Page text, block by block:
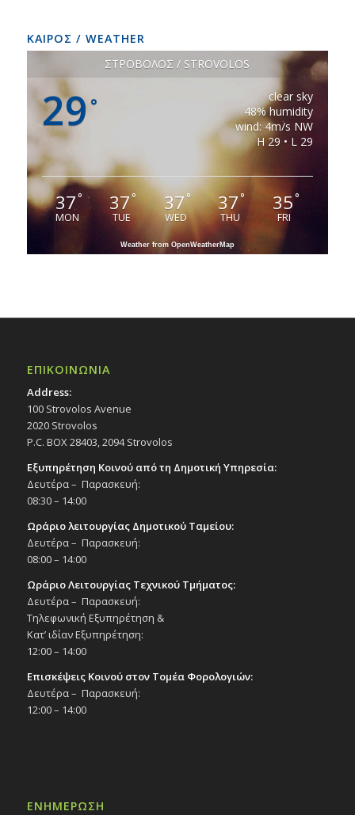
ΚΑΙΡΟΣ / WEATHER
ΣΤΡΟΒΟΛΟΣ / STROVOLOS
29 °
clear sky
48% humidity
wind: 4m/s NW
H 29 • L 29
37°
MON
37°
TUE
37°
WED
37°
THU
35°
FRI
Weather from OpenWeatherMap
ΕΠΙΚΟΙΝΩΝΙΑ
Address:
100 Strovolos Avenue
2020 Strovolos
P.C. BOX 28403, 2094 Strovolos
Εξυπηρέτηση Κοινού από τη Δημοτική Υπηρεσία:
Δευτέρα – Παρασκευή:
08:30 – 14:00
Ωράριο λειτουργίας Δημοτικού Ταμείου:
Δευτέρα – Παρασκευή:
08:00 – 14:00
Ωράριο Λειτουργίας Τεχνικού Τμήματος:
Δευτέρα – Παρασκευή:
Τηλεφωνική Εξυπηρέτηση &
Κατ’ ιδίαν Εξυπηρέτηση:
12:00 – 14:00
Επισκέψεις Κοινού στον Τομέα Φορολογιών:
Δευτέρα – Παρασκευή:
12:00 – 14:00
ΕΝΗΜΕΡΩΣΗ